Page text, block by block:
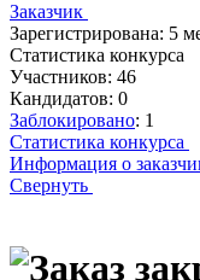
Заказчик
Зарегистрирована: 5
Статистика конкурса
Участников: 46
Кандидатов: 0
Заблокировано: 1
Статистика конкурса
Информация о
Свернуть